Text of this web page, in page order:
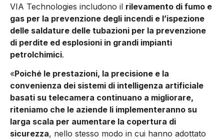
VIA Technologies includono il rilevamento di fumo e
gas per la prevenzione degli incendi e l’ispezione
delle saldature delle tubazioni per la prevenzione
di perdite ed esplosioni in grandi impianti
petrolchimici.
«Poiché le prestazioni, la precisione e la
convenienza dei sistemi di intelligenza artificiale
basati su telecamera continuano a migliorare,
riteniamo che le aziende li implementeranno su
larga scala per aumentare la copertura di
sicurezza, nello stesso modo in cui hanno adottato